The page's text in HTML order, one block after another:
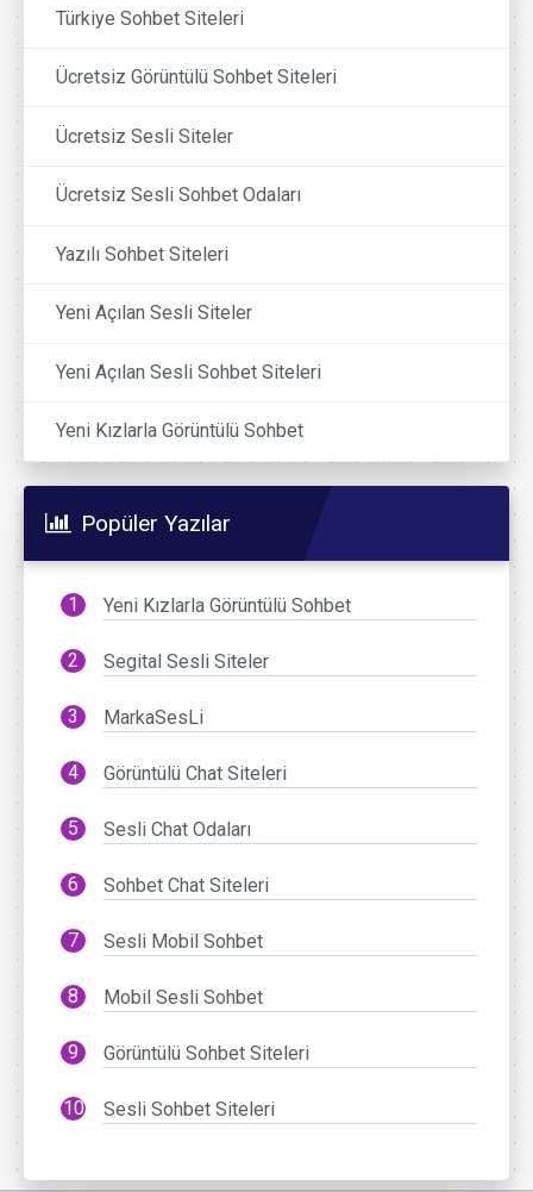
Türkiye Sohbet Siteleri
Ücretsiz Görüntülü Sohbet Siteleri
Ücretsiz Sesli Siteler
Ücretsiz Sesli Sohbet Odaları
Yazılı Sohbet Siteleri
Yeni Açılan Sesli Siteler
Yeni Açılan Sesli Sohbet Siteleri
Yeni Kızlarla Görüntülü Sohbet
Popüler Yazılar
Yeni Kızlarla Görüntülü Sohbet
Segital Sesli Siteler
MarkaSesLi
Görüntülü Chat Siteleri
Sesli Chat Odaları
Sohbet Chat Siteleri
Sesli Mobil Sohbet
Mobil Sesli Sohbet
Görüntülü Sohbet Siteleri
Sesli Sohbet Siteleri